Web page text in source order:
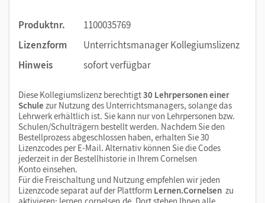
Produktnr.
1100035769
Lizenzform
Unterrichtsmanager Kollegiumslizenz
Hinweis
sofort verfügbar
Diese Kollegiumslizenz berechtigt30 Lehrpersonen einer
Schule zur Nutzung des Unterrichtsmanagers, solange das
Lehrwerk erhältlich ist. Sie kann nur von Lehrpersonen bzw.
Schulen/Schulträgern bestellt werden. Nachdem Sie den
Bestellprozess abgeschlossen haben, erhalten Sie 30
Lizenzcodes per E-Mail. Alternativ können Sie die Codes
jederzeit in der Bestellhistorie in Ihrem Cornelsen
Konto einsehen.
Für die Freischaltung und Nutzung empfehlen wir jeden
Lizenzcode separat auf der Plattform Lernen.Cornelsen zu